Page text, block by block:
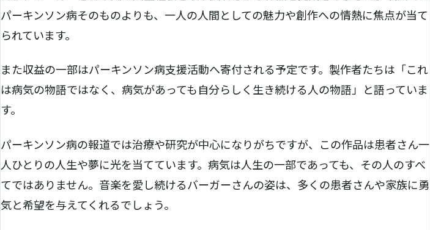
パーキンソン病そのものよりも、一人の人間としての魅力や創作への情熱に焦点が当て
られています。
また収益の一部はパーキンソン病支援活動へ寄付される予定です。製作者たちは「これ
は病気の物語ではなく、病気があっても自分らしく生き続ける人の物語」と語っていま
す。
パーキンソン病の報道では治療や研究が中心になりがちですが、この作品は患者さん一
人ひとりの人生や夢に光を当てています。病気は人生の一部であっても、その人のすべ
てではありません。音楽を愛し続けるバーガーさんの姿は、多くの患者さんや家族に勇
気と希望を与えてくれるでしょう。